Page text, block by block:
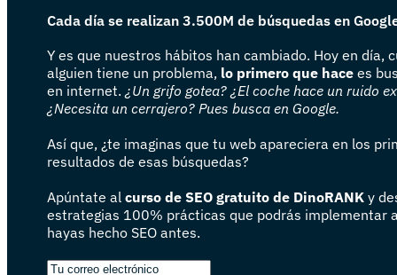
Cada día se realizan 3.500M de búsquedas en
Y es que nuestros hábitos han cambiado. Hoy en día,
alguien tiene un problema, lo primero que hace es
en internet. ¿Un grifo gotea? ¿El coche hace un ruido
¿Necesita un cerrajero? Pues busca en Google.
Así que, ¿te imaginas que tu web apareciera en los
resultados de esas búsquedas?
Apúntate al curso de SEO gratuito de DinoRANK y
estrategias 100% prácticas que podrás implementar
hayas hecho SEO antes.